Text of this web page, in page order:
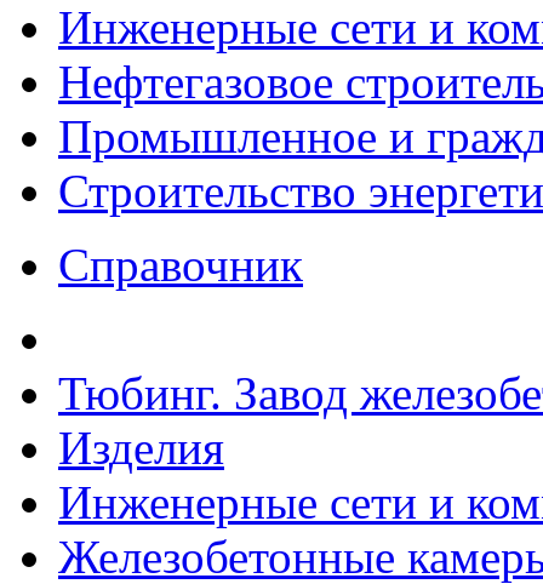
Инженерные сети и
Нефтегазовое
Промышленное и
Строительство
Справочник
Тюбинг. Завод
Изделия
Инженерные сети и
Железобетонные